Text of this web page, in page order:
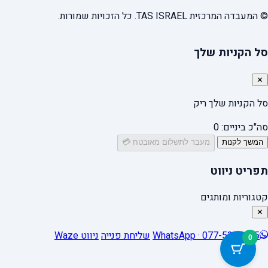
© המעבדה המרכזית TAS ISRAEL. כל הזכויות שמורות.
סל הקניות שלך
✕
סל הקניות שלך ריק
סה"כ ביניים:0
המשך לקנות מעבר לתשלום מאובטח 💳
תפריט ניווט
קטגוריות ומותגים
✕
WhatsApp · 077-5308625שליחת פנייהניווט Waze 0